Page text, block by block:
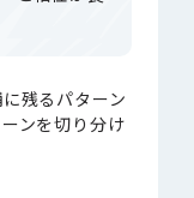
残るパターン
ンを切り分け